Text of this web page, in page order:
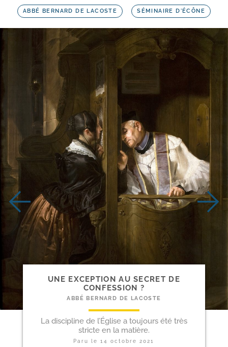
ABBÉ BERNARD DE LACOSTE SÉMINAIRE D'ÉCÔNE
UNE EXCEPTION AU SECRET DE
CONFESSION ?
ABBÉ BERNARD DE LACOSTE
La discipline de l’Église a toujours été très
stricte en la matière.
Paru le14 octobre 2021